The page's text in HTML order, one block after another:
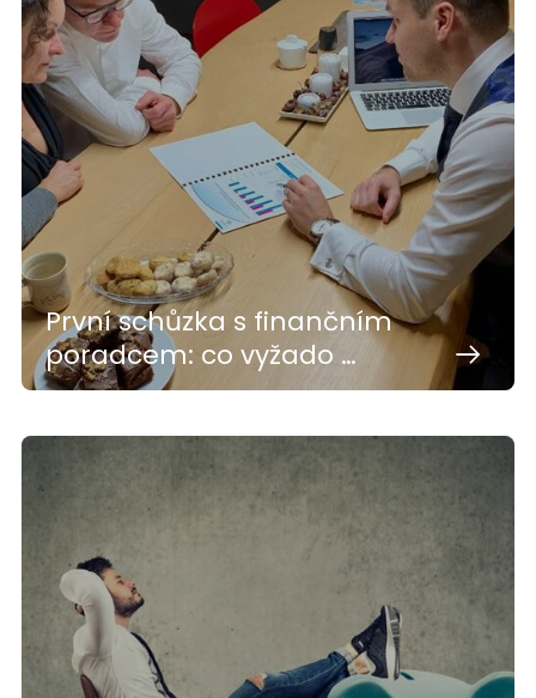
První schůzka s finančním
poradcem: co vyžado …